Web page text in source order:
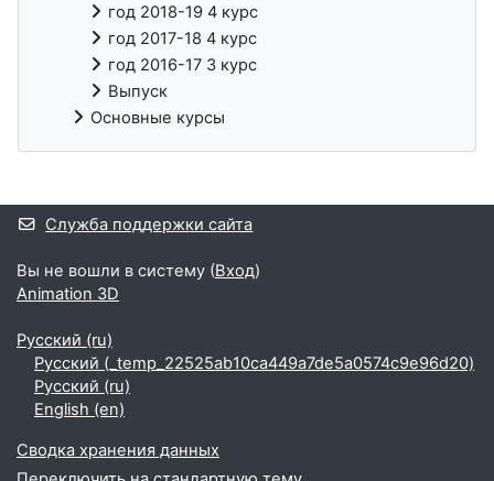
год 2018-19 4 курс
год 2017-18 4 курс
год 2016-17 3 курс
Выпуск
Основные курсы
Дополнительные блоки
Служба поддержки сайта
Вы не вошли в систему (Вход)
Animation 3D
Русский ‎(ru)‎
Русский ‎(_temp_22525ab10ca449a7de5a0574c9e96d20)‎
Русский ‎(ru)‎
English ‎(en)‎
Сводка хранения данных